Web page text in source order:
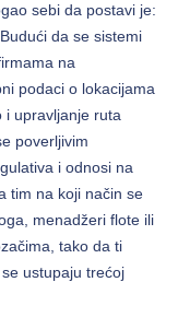
sebi da postavi je:
da se sistemi
na
podaci o lokacijama
i upravljanje ruta
poverljivim
i odnosi na
tim na koji način se
menadžeri flote ili
tako da ti
ustupaju trećoj